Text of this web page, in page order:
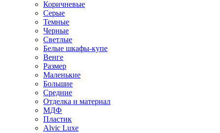
Коричневые
Серые
Темные
Черные
Светлые
Белые шкафы-купе
Венге
Размер
Маленькие
Большие
Средние
Отделка и материал
МДФ
Пластик
Alvic Luxe